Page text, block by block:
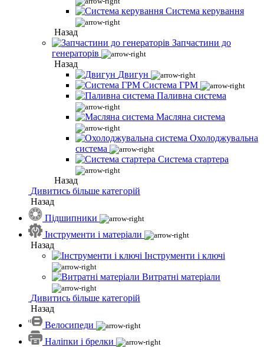
Система керування
Назад
Запчастини до
генераторів
Назад
Двигун
Система ГРМ
Паливна система
Масляна система
Охолоджувальна
система
Система стартера
Назад
Дивитись більше категорій
Назад
Підшипники
Інструменти і матеріали
Назад
Інструменти і ключі
Витратні матеріали
Дивитись більше категорій
Назад
Велосипеди
Наліпки і брелки